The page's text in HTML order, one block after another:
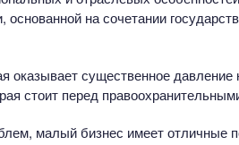
основанной на сочетании
оказывает существенное
стоит перед
малый бизнес имеет отличные